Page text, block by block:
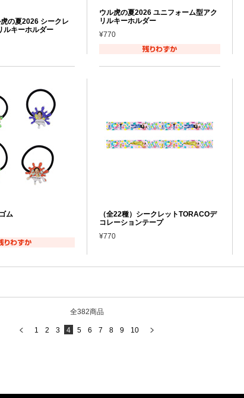
虎の夏2026 シークレ
ルキーホルダー
ウル虎の夏2026 ユニフォーム型アク
リルキーホルダー
¥770
ム
（全22種）シークレットTORACOデ
コレーションテープ
¥770
全382商品
1 2 3 4 5 6 7 8 9 10